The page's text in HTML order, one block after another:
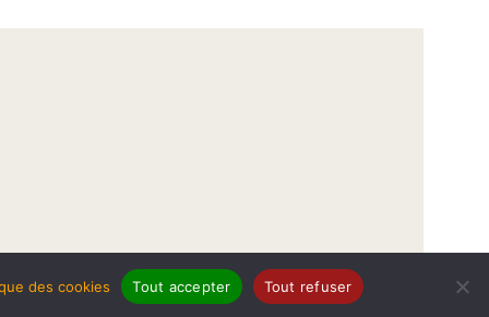
des cookies Tout accepter Tout refuser